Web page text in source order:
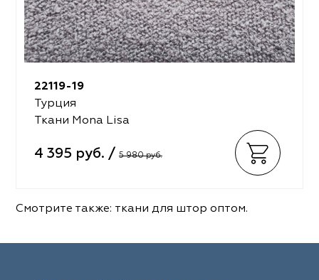
22119-19
Турция
Ткани Mona Lisa
4 395 руб. / 5 980 руб.
Смотрите также: ткани для штор оптом.